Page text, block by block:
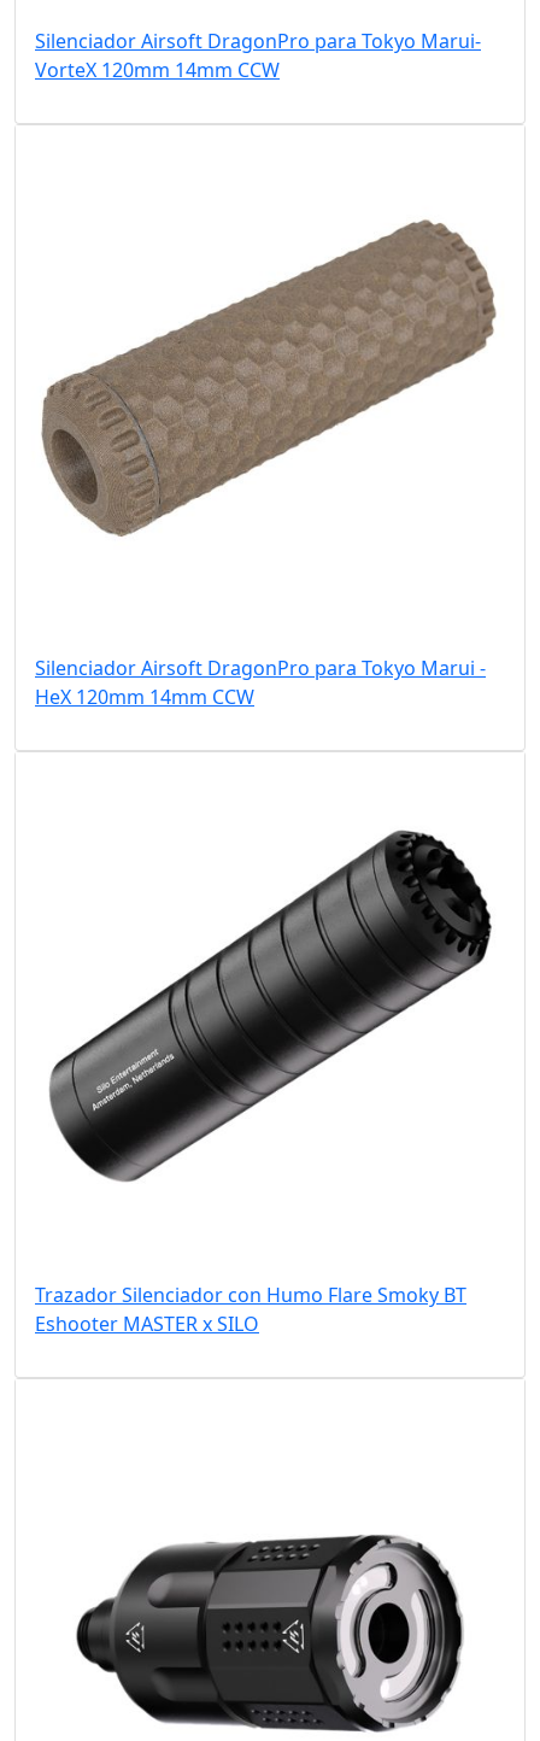
Silenciador Airsoft DragonPro para Tokyo Marui-
VorteX 120mm 14mm CCW
Silenciador Airsoft DragonPro para Tokyo Marui -
HeX 120mm 14mm CCW
Trazador Silenciador con Humo Flare Smoky BT
Eshooter MASTER x SILO